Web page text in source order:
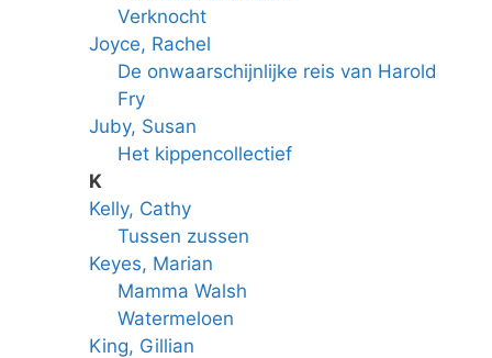
Verknocht
Joyce, Rachel
De onwaarschijnlijke reis van Harold
Fry
Juby, Susan
Het kippencollectief
K
Kelly, Cathy
Tussen zussen
Keyes, Marian
Mamma Walsh
Watermeloen
King, Gillian